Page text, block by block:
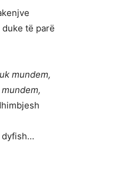
të parë
mundem,
dyfish…